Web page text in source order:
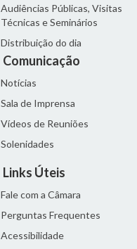
Audiências Públicas, Visitas
Técnicas e Seminários
Distribuição do dia
Comunicação
Notícias
Sala de Imprensa
Vídeos de Reuniões
Solenidades
Links Úteis
Fale com a Câmara
Perguntas Frequentes
Acessibilidade